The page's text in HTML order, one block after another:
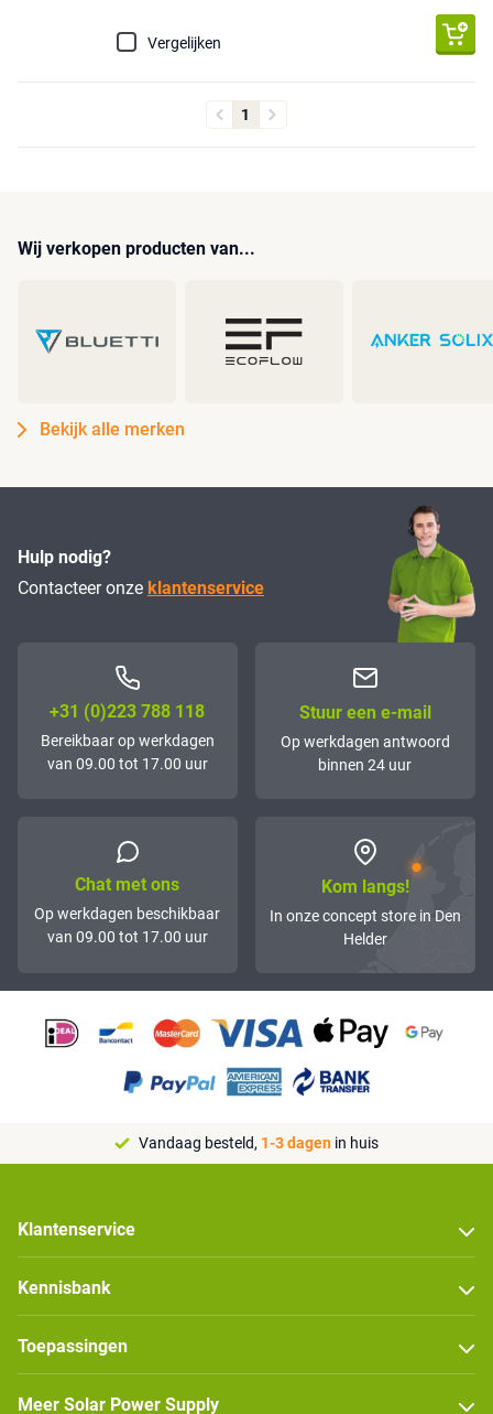
Vergelijken
1
Wij verkopen producten van...
Bekijk alle merken
Hulp nodig?
Contacteer onze klantenservice
+31 (0)223 788 118
Bereikbaar op werkdagen
van 09.00 tot 17.00 uur
Stuur een e-mail
Op werkdagen antwoord
binnen 24 uur
Chat met ons
Op werkdagen beschikbaar
van 09.00 tot 17.00 uur
Kom langs!
In onze concept store in Den
Helder
Vandaag besteld, 1-3 dagen in huis
Klantenservice
Kennisbank
Toepassingen
Meer Solar Power Supply